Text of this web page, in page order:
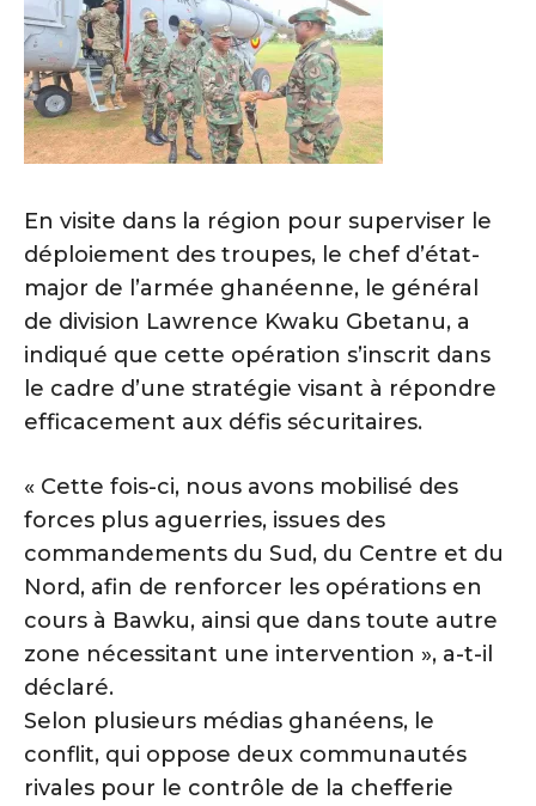
En visite dans la région pour superviser le
déploiement des troupes, le chef d’état-
major de l’armée ghanéenne, le général
de division Lawrence Kwaku Gbetanu, a
indiqué que cette opération s’inscrit dans
le cadre d’une stratégie visant à répondre
efficacement aux défis sécuritaires.
« Cette fois-ci, nous avons mobilisé des
forces plus aguerries, issues des
commandements du Sud, du Centre et du
Nord, afin de renforcer les opérations en
cours à Bawku, ainsi que dans toute autre
zone nécessitant une intervention », a-t-il
déclaré.
Selon plusieurs médias ghanéens, le
conflit, qui oppose deux communautés
rivales pour le contrôle de la chefferie